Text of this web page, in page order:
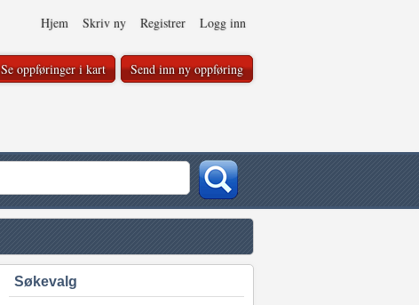
Hjem Skriv ny Registrer Logg inn
Se oppføringer i kart Send inn ny oppføring
Søkevalg